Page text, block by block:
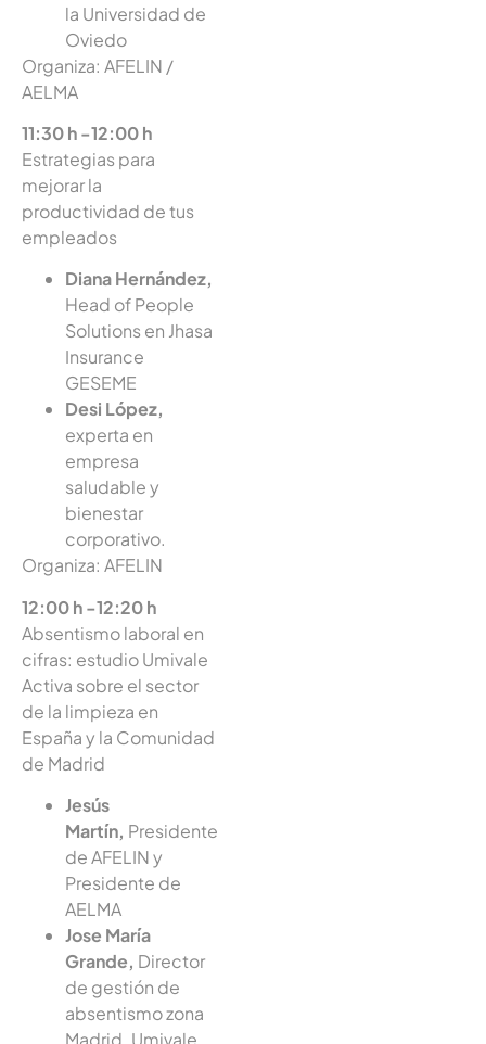
la Universidad de
Oviedo
Organiza: AFELIN /
AELMA
11:30 h -12:00 h
Estrategias para
mejorar la
productividad de tus
empleados
Diana Hernández,
Head of People
Solutions en Jhasa
Insurance
GESEME
Desi López,
experta en
empresa
saludable y
bienestar
corporativo.
Organiza: AFELIN
12:00 h -12:20 h
Absentismo laboral en
cifras: estudio Umivale
Activa sobre el sector
de la limpieza en
España y la Comunidad
de Madrid
Jesús
Martín, Presidente
de AFELIN y
Presidente de
AELMA
Jose María
Grande, Director
de gestión de
absentismo zona
Madrid. Umivale